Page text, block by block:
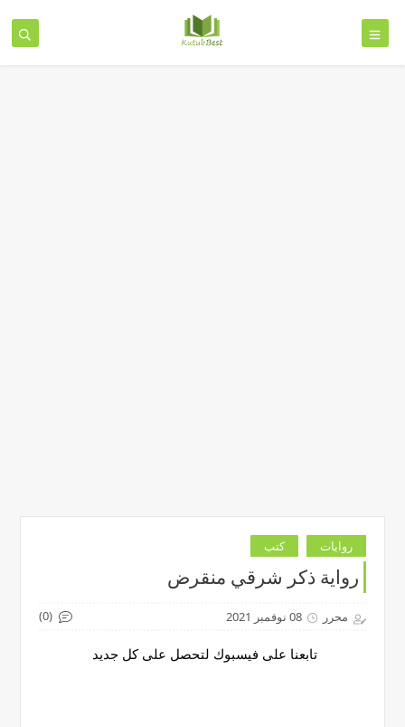
روايات كتب
رواية ذكر شرقي منقرض
محرر 08 نوفمبر 2021 (0)
تابعنا على فيسبوك لتحصل على كل جديد